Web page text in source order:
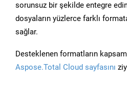
sorunsuz bir şekilde entegre
dosyaların yüzlerce farklı
sağlar.
Desteklenen formatların
Aspose.Total Cloud sayfasını